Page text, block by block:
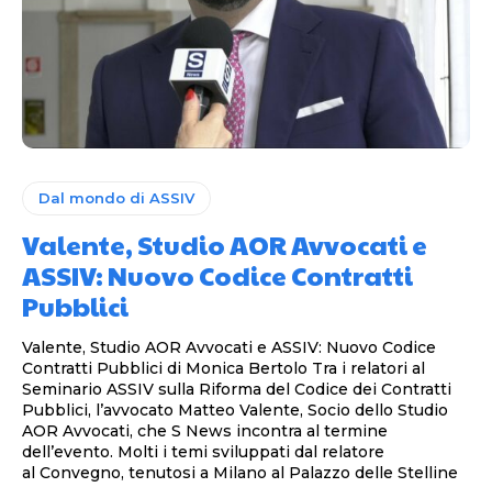
Dal mondo di ASSIV
Valente, Studio AOR Avvocati e
ASSIV: Nuovo Codice Contratti
Pubblici
Valente, Studio AOR Avvocati e ASSIV: Nuovo Codice
Contratti Pubblici di Monica Bertolo Tra i relatori al
Seminario ASSIV sulla Riforma del Codice dei Contratti
Pubblici, l’avvocato Matteo Valente, Socio dello Studio
AOR Avvocati, che S News incontra al termine
dell’evento. Molti i temi sviluppati dal relatore
al Convegno, tenutosi a Milano al Palazzo delle Stelline